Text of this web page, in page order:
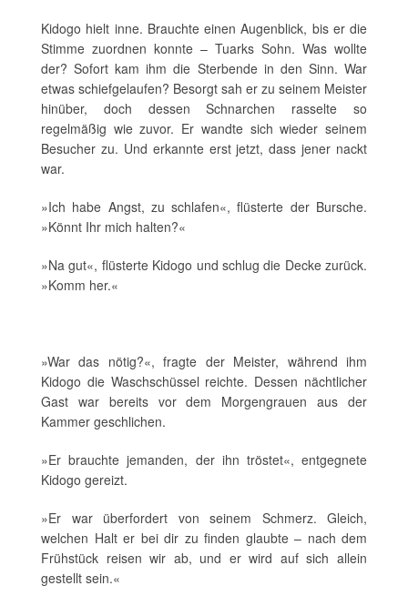
Kidogo hielt inne. Brauchte einen Augenblick, bis er die
Stimme zuordnen konnte – Tuarks Sohn. Was wollte
der? Sofort kam ihm die Sterbende in den Sinn. War
etwas schiefgelaufen? Besorgt sah er zu seinem Meister
hinüber, doch dessen Schnarchen rasselte so
regelmäßig wie zuvor. Er wandte sich wieder seinem
Besucher zu. Und erkannte erst jetzt, dass jener nackt
war.
»Ich habe Angst, zu schlafen«, flüsterte der Bursche.
»Könnt Ihr mich halten?«
»Na gut«, flüsterte Kidogo und schlug die Decke zurück.
»Komm her.«
»War das nötig?«, fragte der Meister, während ihm
Kidogo die Waschschüssel reichte. Dessen nächtlicher
Gast war bereits vor dem Morgengrauen aus der
Kammer geschlichen.
»Er brauchte jemanden, der ihn tröstet«, entgegnete
Kidogo gereizt.
»Er war überfordert von seinem Schmerz. Gleich,
welchen Halt er bei dir zu finden glaubte – nach dem
Frühstück reisen wir ab, und er wird auf sich allein
gestellt sein.«